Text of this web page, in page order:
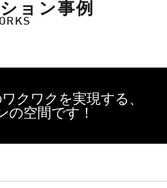
ョン事例
クワクを実現する、
の空間です！